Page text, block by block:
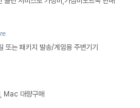
는 패키지 발송/게임용 주변기기
Mac 대량구매